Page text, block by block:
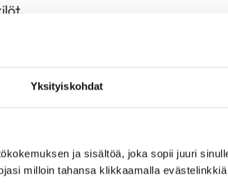
Yksityiskohdat
ja sisältöä, joka sopii juuri
milloin tahansa klikkaamalla
verkkosivuilta